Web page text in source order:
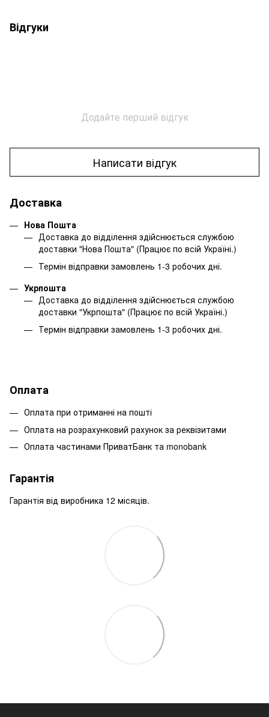
Відгуки
Додайте перший відгук
Написати відгук
Доставка
Нова Пошта
Доставка до відділення здійснюється службою
доставки "Нова Пошта" (Працює по всій Україні.)
Термін відправки замовлень 1-3 робочих дні.
Укрпошта
Доставка до відділення здійснюється службою
доставки "Укрпошта" (Працює по всій Україні.)
Термін відправки замовлень 1-3 робочих дні.
Оплата
Оплата при отриманні на пошті
Оплата на розрахунковий рахунок за реквізитами
Оплата частинами ПриватБанк та monobank
Гарантія
Гарантія від виробника 12 місяців.